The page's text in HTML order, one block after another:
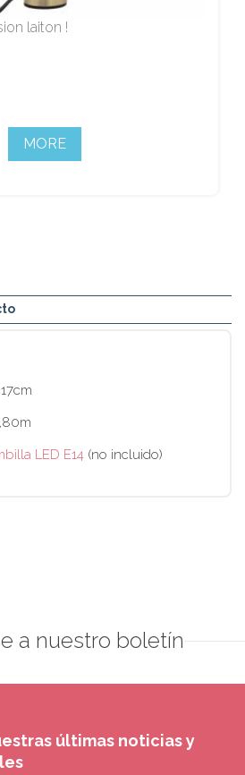
laiton !
MORE
LED E14 (no incluido)
a nuestro boletín
últimas noticias y